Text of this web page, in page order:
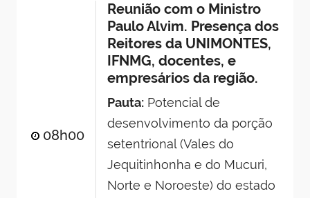
08h00
Reunião com o Ministro
Paulo Alvim. Presença dos
Reitores da UNIMONTES,
IFNMG, docentes, e
empresários da região.
Pauta:Potencial de
desenvolvimento da porção
setentrional (Vales do
Jequitinhonha e do Mucuri,
Norte e Noroeste) do estado